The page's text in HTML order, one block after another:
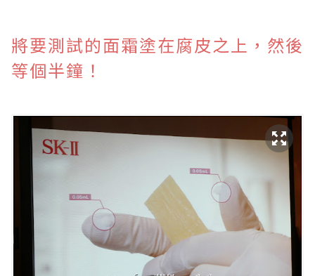
將要測試的面霜塗在腐皮之上， 然後
等個半鐘！